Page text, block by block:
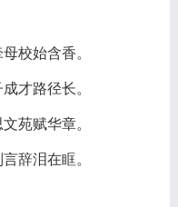
校始含香。
才路径长。
苑赋华章。
辞泪在眶。